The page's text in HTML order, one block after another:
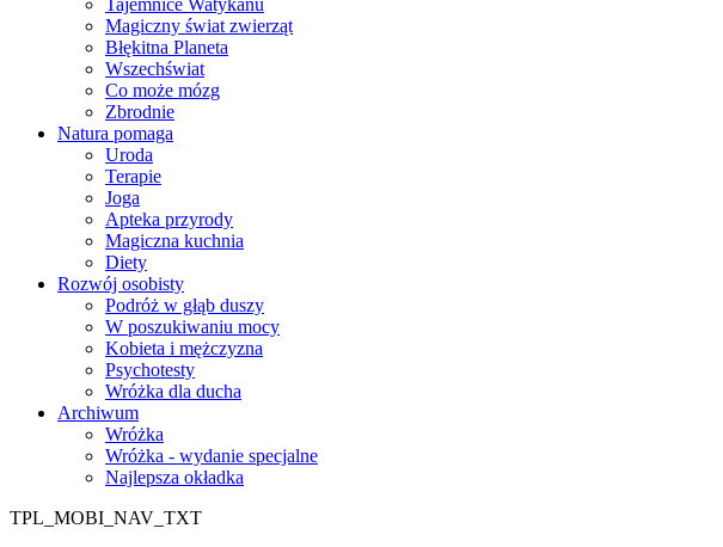
Tajemnice Watykanu
Magiczny świat zwierząt
Błękitna Planeta
Wszechświat
Co może mózg
Zbrodnie
Natura pomaga
Uroda
Terapie
Joga
Apteka przyrody
Magiczna kuchnia
Diety
Rozwój osobisty
Podróż w głąb duszy
W poszukiwaniu mocy
Kobieta i mężczyzna
Psychotesty
Wróżka dla ducha
Archiwum
Wróżka
Wróżka - wydanie specjalne
Najlepsza okładka
TPL_MOBI_NAV_TXT